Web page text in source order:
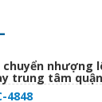
chuyển nhượng
trung tâm
4848